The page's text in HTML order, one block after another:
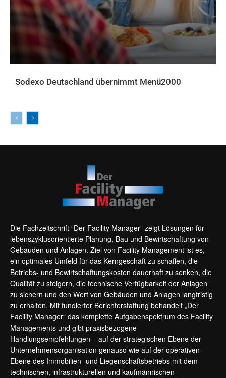
Sodexo Deutschland übernimmt Menü2000
Die Fachzeitschrift “Der Facility Manager” zeigt Lösungen für
lebenszyklusorientierte Planung, Bau und Bewirtschaftung von
Gebäuden und Anlagen. Ziel von Facility Management ist es,
ein optimales Umfeld für das Kerngeschäft zu schaffen, die
Betriebs- und Bewirtschaftungskosten dauerhaft zu senken, die
Qualität zu steigern, die technische Verfügbarkeit der Anlagen
zu sichern und den Wert von Gebäuden und Anlagen langfristig
zu erhalten. Mit fundierter Berichterstattung behandelt „Der
Facility Manager“ das komplette Aufgabenspektrum des Facility
Managements und gibt praxisbezogene
Handlungsempfehlungen – auf der strategischen Ebene der
Unternehmensorganisation genauso wie auf der operativen
Ebene des Immobilien- und Liegenschaftsbetriebs mit dem
technischen, infrastrukturellen und kaufmännischen